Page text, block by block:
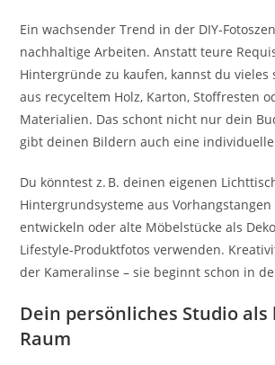
Ein wachsender Trend in der DIY-
nachhaltige Arbeiten. Anstatt teure
Hintergründe zu kaufen, kannst du vieles
aus recyceltem Holz, Karton, Stoffresten
Materialien. Das schont nicht nur dein
gibt deinen Bildern auch eine
Du könntest z. B. deinen eigenen
Hintergrundsysteme aus
entwickeln oder alte Möbelstücke als
Lifestyle-Produktfotos verwenden.
der Kameralinse – sie beginnt schon in
Dein persönliches Studio
Raum